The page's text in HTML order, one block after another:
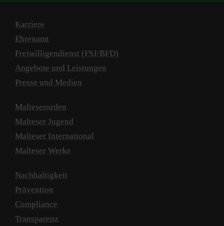
Karriere
Ehrenamt
Freiwilligendienst (FSJ/BFD)
Angebote und Leistungen
Presse und Medien
Malteserorden
Malteser Jugend
Malteser International
Malteser Werke
Nachhaltigkeit
Prävention
Compliance
Transparenz